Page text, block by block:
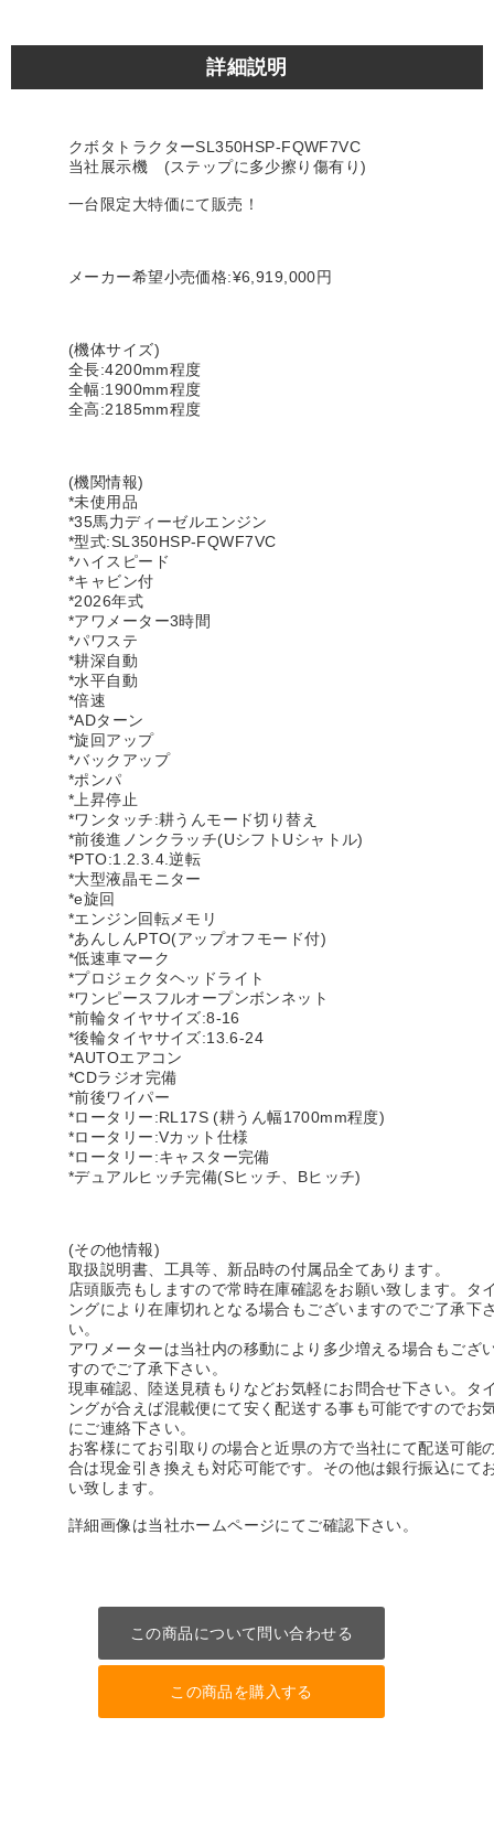
詳細説明
クボタトラクターSL350HSP-FQWF7VC
当社展示機 (ステップに多少擦り傷有り)
一台限定大特価にて販売！
メーカー希望小売価格:¥6,919,000円
(機体サイズ)
全長:4200mm程度
全幅:1900mm程度
全高:2185mm程度
(機関情報)
*未使用品
*35馬力ディーゼルエンジン
*型式:SL350HSP-FQWF7VC
*ハイスピード
*キャビン付
*2026年式
*アワメーター3時間
*パワステ
*耕深自動
*水平自動
*倍速
*ADターン
*旋回アップ
*バックアップ
*ポンパ
*上昇停止
*ワンタッチ:耕うんモード切り替え
*前後進ノンクラッチ(UシフトUシャトル)
*PTO:1.2.3.4.逆転
*大型液晶モニター
*e旋回
*エンジン回転メモリ
*あんしんPTO(アップオフモード付)
*低速車マーク
*プロジェクタヘッドライト
*ワンピースフルオープンボンネット
*前輪タイヤサイズ:8-16
*後輪タイヤサイズ:13.6-24
*AUTOエアコン
*CDラジオ完備
*前後ワイパー
*ロータリー:RL17S (耕うん幅1700mm程度)
*ロータリー:Vカット仕様
*ロータリー:キャスター完備
*デュアルヒッチ完備(Sヒッチ、Bヒッチ)
(その他情報)
取扱説明書、工具等、新品時の付属品全てあります。
店頭販売もしますので常時在庫確認をお願い致します。タ
ングにより在庫切れとなる場合もございますのでご了承下
い。
アワメーターは当社内の移動により多少増える場合もござ
すのでご了承下さい。
現車確認、陸送見積もりなどお気軽にお問合せ下さい。タ
ングが合えば混載便にて安く配送する事も可能ですのでお
にご連絡下さい。
お客様にてお引取りの場合と近県の方で当社にて配送可能
合は現金引き換えも対応可能です。その他は銀行振込にて
い致します。
詳細画像は当社ホームページにてご確認下さい。
この商品について問い合わせる
この商品を購入する